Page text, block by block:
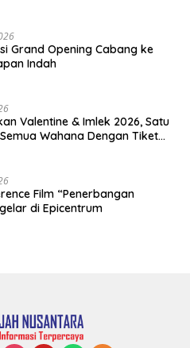
Grand Opening Cabang ke
Indah
Valentine & Imlek 2026, Satu
Wahana Dengan Tiket
Film “Penerbangan
di Epicentrum